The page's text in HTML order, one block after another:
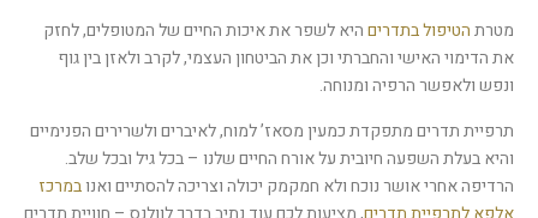
מטרתהטיפול בתדריםהיא לשפר את איכות החיים של המטופלים, לחזק
את הדימוי האישי והחברתי וכן את הביטחון העצמי, לקרב ולאזן בין גוף
ונפש ולאפשר הרפיה ומנוחה.
תרפיית תדרים מתפקדת כמעין מסאז’ למוח, לאיברים ולשרירים הפנימיים
והיא בעלת השפעה חיובית על אורח החיים שלנו – בכל גיל ובכל שלב.
הרדיפה אחרי אושר נוכח ולא חמקמק יכולה וצריכה להסתיים ואנובמרכז